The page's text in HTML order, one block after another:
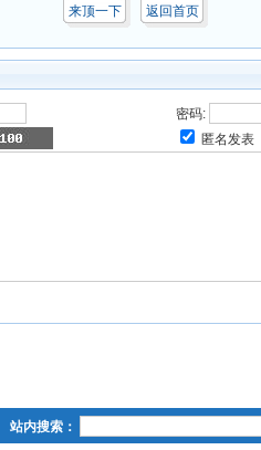
来顶一下 返回首页
密码:
匿名发表
站内搜索：